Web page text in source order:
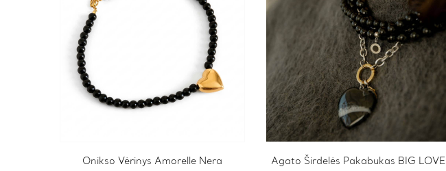
Onikso Vėrinys Amorelle Nera Agato Širdelės Pakabukas BIG LOVE